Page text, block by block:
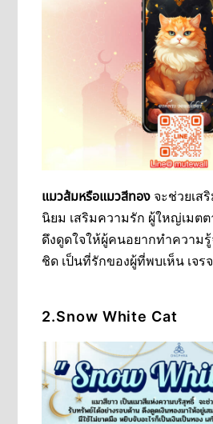
แมวส้มหรือแมวสีทอง จะช่วยเส
นิยม เสริมความรัก ผู้ใหญ่เมตต
ดึงดูดใจให้ผู้คนอยากทำความ
ชิด เป็นที่รักของผู้ที่พบเห็น เจร
2.Snow White Cat